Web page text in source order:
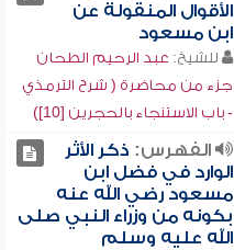
الأقوال المنقولة عن
ابن مسعود
للشيخ: عبد الرحيم الطحان
جزء من محاضرة ( شرح الترمذي
- باب الاستنجاء بالحجرين [10])
الفهرس: ذكر الأثر
الوارد في فضل ابن
مسعود رضي الله عنه
بكونه من وزراء النبي صلى
الله عليه وسلم